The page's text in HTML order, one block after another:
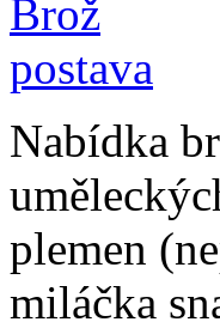
Nabídka
plemen
miláčka